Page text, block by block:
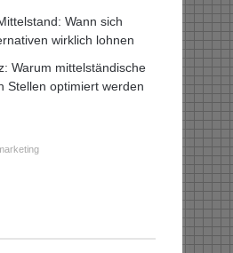
Wann sich
wirklich lohnen
Warum mittelständische
Stellen optimiert werden